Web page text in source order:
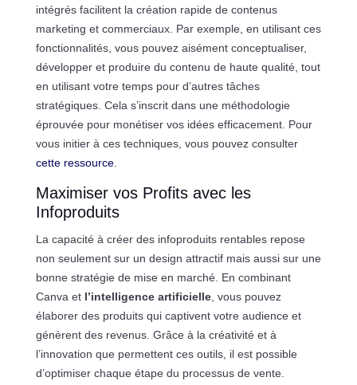
intégrés facilitent la création rapide de contenus
marketing et commerciaux. Par exemple, en utilisant ces
fonctionnalités, vous pouvez aisément conceptualiser,
développer et produire du contenu de haute qualité, tout
en utilisant votre temps pour d’autres tâches
stratégiques. Cela s’inscrit dans une méthodologie
éprouvée pour monétiser vos idées efficacement. Pour
vous initier à ces techniques, vous pouvez consulter
cette ressource.
Maximiser vos Profits avec les
Infoproduits
La capacité à créer des infoproduits rentables repose
non seulement sur un design attractif mais aussi sur une
bonne stratégie de mise en marché. En combinant
Canva et l’intelligence artificielle, vous pouvez
élaborer des produits qui captivent votre audience et
génèrent des revenus. Grâce à la créativité et à
l’innovation que permettent ces outils, il est possible
d’optimiser chaque étape du processus de vente.